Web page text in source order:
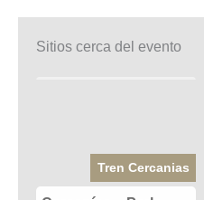
Sitios cerca del evento
Tren Cercanias